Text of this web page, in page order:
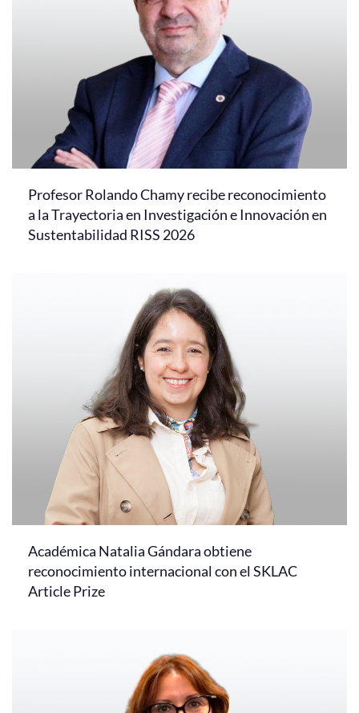
Profesor Rolando Chamy recibe reconocimiento
a la Trayectoria en Investigación e Innovación en
Sustentabilidad RISS 2026
Académica Natalia Gándara obtiene
reconocimiento internacional con el SKLAC
Article Prize